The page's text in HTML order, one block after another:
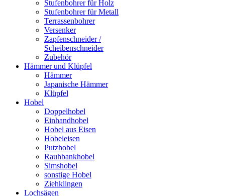
Stufenbohrer für Holz
Stufenbohrer für Metall
Terrassenbohrer
Versenker
Zapfenschneider /
Scheibenschneider
Zubehör
Hämmer und Klüpfel
Hämmer
Japanische Hämmer
Klüpfel
Hobel
Doppelhobel
Einhandhobel
Hobel aus Eisen
Hobeleisen
Putzhobel
Rauhbankhobel
Simshobel
sonstige Hobel
Ziehklingen
Lochsägen